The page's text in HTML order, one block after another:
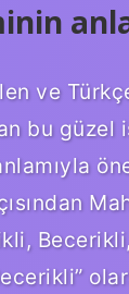
ve
bu güzel